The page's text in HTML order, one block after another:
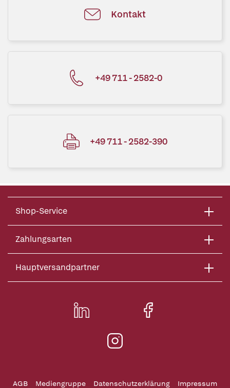
Kontakt
+49 711 - 2582-0
+49 711 - 2582-390
Shop-Service
Zahlungsarten
Hauptversandpartner
AGB Mediengruppe Datenschutzerklärung Impressum